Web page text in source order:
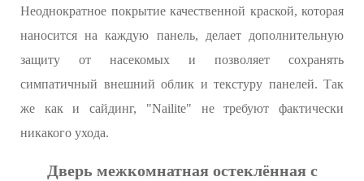
Неоднократное покрытие качественной краской, которая
наносится на каждую панель, делает дополнительную
защиту от насекомых и позволяет сохранять
симпатичный внешний облик и текстуру панелей. Так
же как и сайдинг, "Nailite" не требуют фактически
никакого ухода.
Дверь межкомнатная остеклённая с